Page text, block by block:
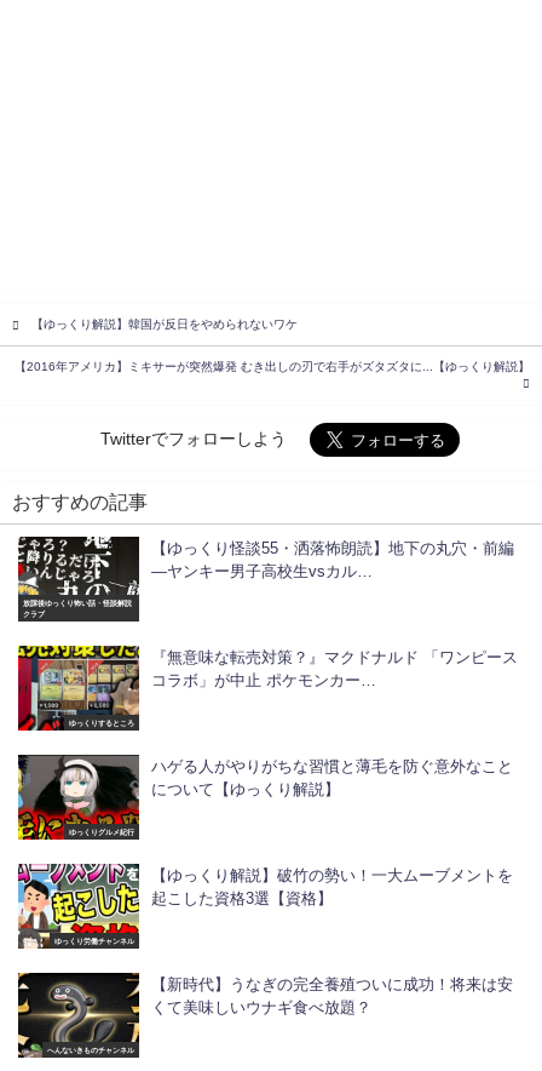
【ゆっくり解説】韓国が反日をやめられないワケ
【2016年アメリカ】ミキサーが突然爆発 むき出しの刃で右手がズタズタに...【ゆっくり解説】
Twitterでフォローしよう
おすすめの記事
放課後ゆっくり怖い話・怪談解説
クラブ
【ゆっくり怪談55・洒落怖朗読】地下の丸穴・前編
―ヤンキー男子高校生vsカル…
ゆっくりするところ
『無意味な転売対策？』マクドナルド 「ワンピース
コラボ」が中止 ポケモンカー…
ゆっくりグルメ紀行
ハゲる人がやりがちな習慣と薄毛を防ぐ意外なこと
について【ゆっくり解説】
ゆっくり労働チャンネル
【ゆっくり解説】破竹の勢い！一大ムーブメントを
起こした資格3選【資格】
へんないきものチャンネル
【新時代】うなぎの完全養殖ついに成功！将来は安
くて美味しいウナギ食べ放題？